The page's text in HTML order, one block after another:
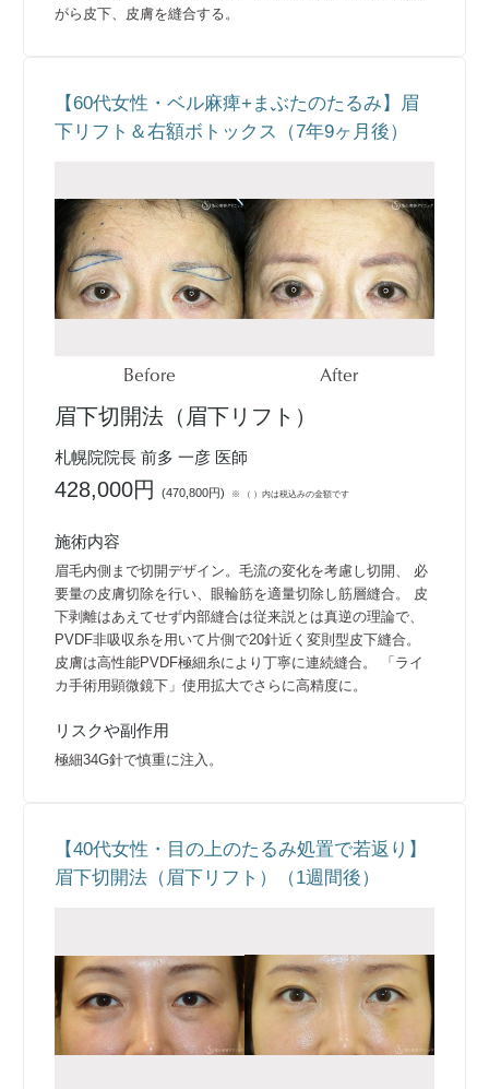
がら皮下、皮膚を縫合する。
【60代女性・ベル麻痺+まぶたのたるみ】眉
下リフト＆右額ボトックス（7年9ヶ月後）
Before After
眉下切開法（眉下リフト）
札幌院院長 前多 一彦 医師
428,000円(470,800円) ※ （ ）内は税込みの金額です
施術内容
眉毛内側まで切開デザイン。毛流の変化を考慮し切開、 必
要量の皮膚切除を行い、眼輪筋を適量切除し筋層縫合。 皮
下剥離はあえてせず内部縫合は従来説とは真逆の理論で、
PVDF非吸収糸を用いて片側で20針近く変則型皮下縫合。
皮膚は高性能PVDF極細糸により丁寧に連続縫合。 「ライ
カ手術用顕微鏡下」使用拡大でさらに高精度に。
リスクや副作用
極細34G針で慎重に注入。
【40代女性・目の上のたるみ処置で若返り】
眉下切開法（眉下リフト）（1週間後）